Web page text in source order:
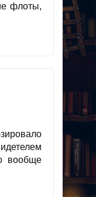
флоты,
вообще